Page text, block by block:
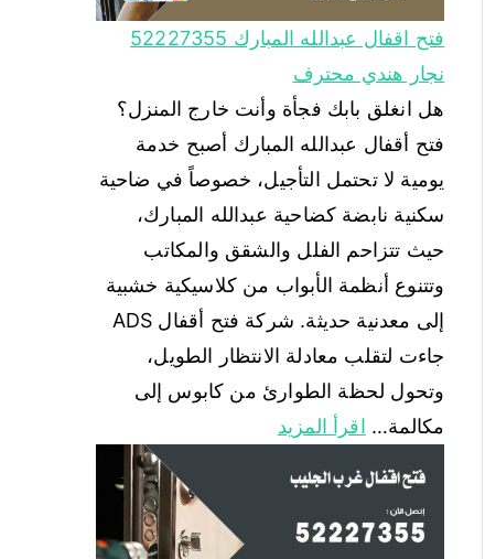
فتح اقفال عبدالله المبارك 52227355
نجار هندي محترف
هل انغلق بابك فجأة وأنت خارج المنزل؟
فتح أقفال عبدالله المبارك أصبح خدمة
يومية لا تحتمل التأجيل، خصوصاً في ضاحية
سكنية نابضة كضاحية عبدالله المبارك،
حيث تتزاحم الفلل والشقق والمكاتب
وتتنوع أنظمة الأبواب من كلاسيكية خشبية
إلى معدنية حديثة. شركة فتح أقفال ADS
جاءت لتقلب معادلة الانتظار الطويل،
وتحول لحظة الطوارئ من كابوس إلى
مكالمة… اقرأ المزيد